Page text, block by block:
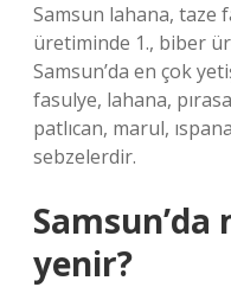
Samsun lahana, taze
üretiminde 1., biber
Samsun’da en çok
fasulye, lahana,
patlıcan, marul,
sebzelerdir.
yenir?